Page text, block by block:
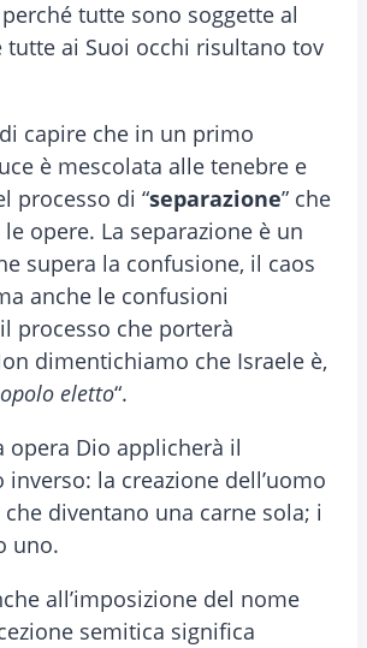
tutte sono soggette al
tutte ai Suoi occhi risultano tov
capire che in un primo
è mescolata alle tenebre e
processo di “separazione” che
opere. La separazione è un
supera la confusione, il caos
anche le confusioni
processo che porterà
dimentichiamo che Israele è,
eletto“.
opera Dio applicherà il
la creazione dell’uomo
diventano una carne sola; i
uno.
all’imposizione del nome
semitica significa